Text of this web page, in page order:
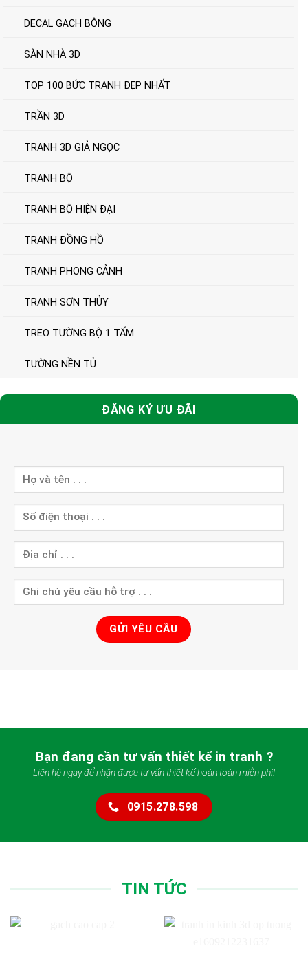
DECAL GẠCH BÔNG
SÀN NHÀ 3D
TOP 100 BỨC TRANH ĐẸP NHẤT
TRẦN 3D
TRANH 3D GIẢ NGỌC
TRANH BỘ
TRANH BỘ HIỆN ĐẠI
TRANH ĐỒNG HỒ
TRANH PHONG CẢNH
TRANH SƠN THỦY
TREO TƯỜNG BỘ 1 TẤM
TƯỜNG NỀN TỦ
ĐĂNG KÝ ƯU ĐÃI
Bạn đang cần tư vấn thiết kế in tranh ?
Liên hệ ngay để nhận được tư vấn thiết kế hoàn toàn miễn phí!
0915.278.598
TIN TỨC